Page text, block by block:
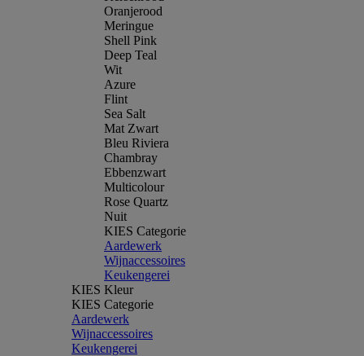
Oranjerood
Meringue
Shell Pink
Deep Teal
Wit
Azure
Flint
Sea Salt
Mat Zwart
Bleu Riviera
Chambray
Ebbenzwart
Multicolour
Rose Quartz
Nuit
KIES Categorie
Aardewerk
Wijnaccessoires
Keukengerei
KIES Kleur
KIES Categorie
Aardewerk
Wijnaccessoires
Keukengerei